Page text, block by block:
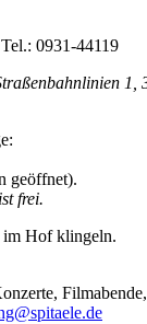
0931-44119
geöffnet).
frei.
im Hof klingeln.